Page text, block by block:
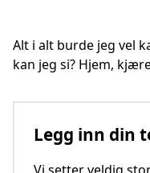
Alt i alt burde jeg vel
kan jeg si? Hjem,
Legg inn din